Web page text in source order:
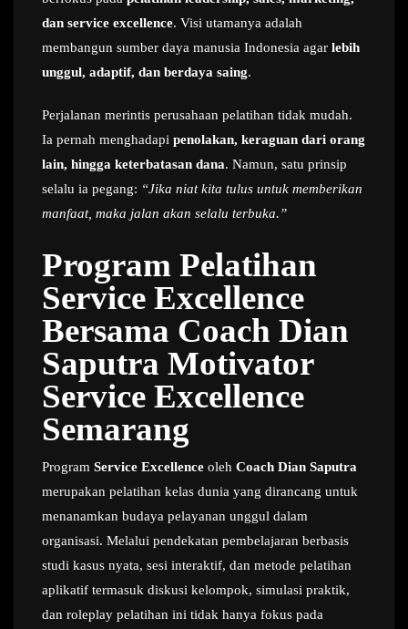
dan service excellence. Visi utamanya adalah
membangun sumber daya manusia Indonesia agar lebih
unggul, adaptif, dan berdaya saing.
Perjalanan merintis perusahaan pelatihan tidak mudah.
Ia pernah menghadapi penolakan, keraguan dari orang
lain, hingga keterbatasan dana. Namun, satu prinsip
selalu ia pegang: “Jika niat kita tulus untuk memberikan
manfaat, maka jalan akan selalu terbuka.”
Program Pelatihan
Service Excellence
Bersama Coach Dian
Saputra Motivator
Service Excellence
Semarang
Program Service Excellence oleh Coach Dian Saputra
merupakan pelatihan kelas dunia yang dirancang untuk
menanamkan budaya pelayanan unggul dalam
organisasi. Melalui pendekatan pembelajaran berbasis
studi kasus nyata, sesi interaktif, dan metode pelatihan
aplikatif termasuk diskusi kelompok, simulasi praktik,
dan roleplay pelatihan ini tidak hanya fokus pada